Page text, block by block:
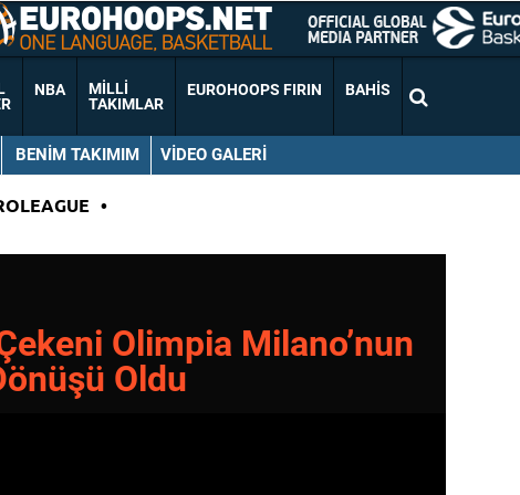
NBA
MILLI
TAKIMLAR
EUROHOOPS FIRIN BAHIS
BENIM TAKIMIM VIDEO GALERI
•
Olimpia Milano’nun
Oldu